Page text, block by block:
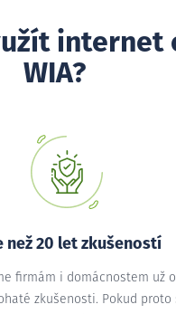
internet
WIA?
než 20 let zkušeností
firmám i domácnostem už
zkušenosti. Pokud